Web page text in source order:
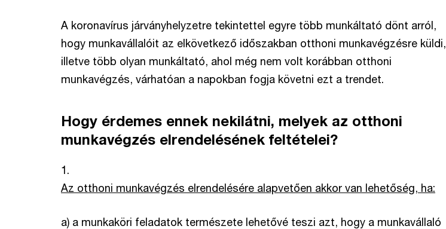
A koronavírus járványhelyzetre tekintettel egyre több munkáltató dönt arról,
hogy munkavállalóit az elkövetkező időszakban otthoni munkavégzésre küldi,
illetve több olyan munkáltató, ahol még nem volt korábban otthoni
munkavégzés, várhatóan a napokban fogja követni ezt a trendet.
Hogy érdemes ennek nekilátni, melyek az otthoni
munkavégzés elrendelésének feltételei?
1.
Az otthoni munkavégzés elrendelésére alapvetően akkor van lehetőség, ha:
a) a munkaköri feladatok természete lehetővé teszi azt, hogy a munkavállaló